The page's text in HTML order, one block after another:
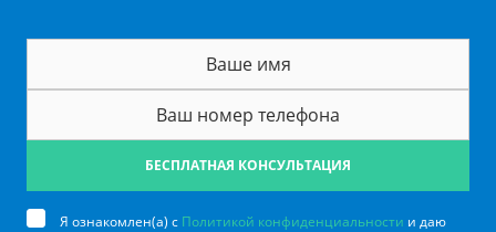
БЕСПЛАТНАЯ КОНСУЛЬТАЦИЯ
Я ознакомлен(а) с Политикой конфиденциальности и даю